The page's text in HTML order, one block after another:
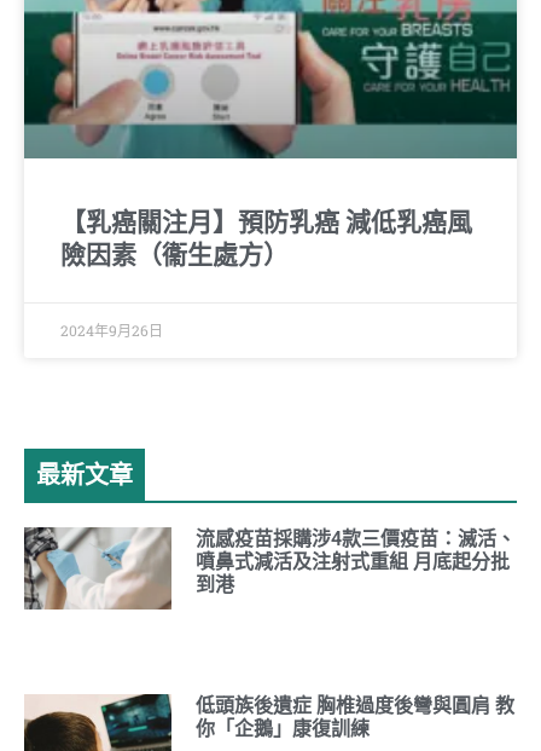
【乳癌關注月】預防乳癌 減低乳癌風
險因素（衞生處方）
2024年9月26日
最新文章
流感疫苗採購涉4款三價疫苗：滅活、
噴鼻式減活及注射式重組 月底起分批
到港
低頭族後遺症 胸椎過度後彎與圓肩 教
你「企鵝」康復訓練